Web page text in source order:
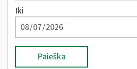
Iki
Paieška